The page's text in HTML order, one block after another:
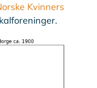
Kvinners